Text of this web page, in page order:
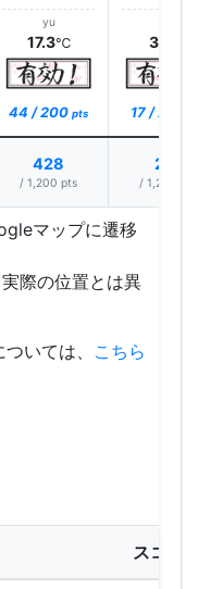
yu
17.3℃
44 / 200 pts
3.7
17 / 200
428
/ 1,200 pts
251
/ 1,200 pts
マップに遷移
際の位置とは異
いては、 こちら
スコア